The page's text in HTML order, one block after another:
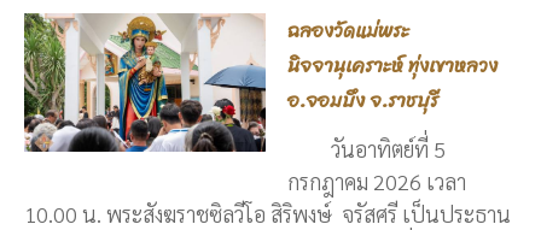
ฉลองวัดแม่พระ
นิจจานุเคราะห์ ทุ่งเขาหลวง
อ.จอมบึง จ.ราชบุรี
วันอาทิตย์ที่ 5
กรกฎาคม 2026 เวลา
10.00 น. พระสังฆราชซิลวีโอ สิริพงษ์ จรัสศรี เป็นประธาน